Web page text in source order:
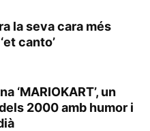
la seva cara més
canto’
‘MARIOKART’, un
2000 amb humor i